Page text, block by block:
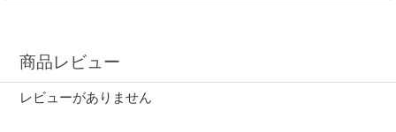
商品レビュー
レビューがありません